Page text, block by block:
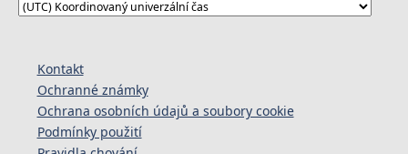
Kontakt
Ochranné známky
Ochrana osobních údajů a soubory cookie
Podmínky použití